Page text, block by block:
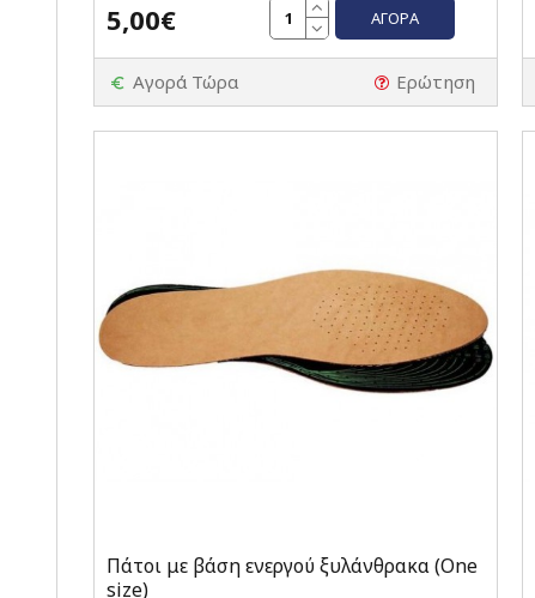
5,00€ ΑΓΟΡΆ
Αγορά Τώρα Ερώτηση
Πάτοι με βάση ενεργού ξυλάνθρακα (One
size)